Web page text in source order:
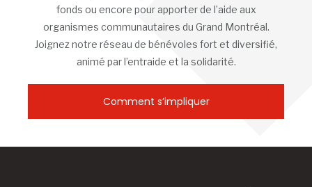
fonds ou encore pour apporter de l’aide aux
organismes communautaires du Grand Montréal.
Joignez notre réseau de bénévoles fort et diversifié,
animé par l’entraide et la solidarité.
Comment s’impliquer